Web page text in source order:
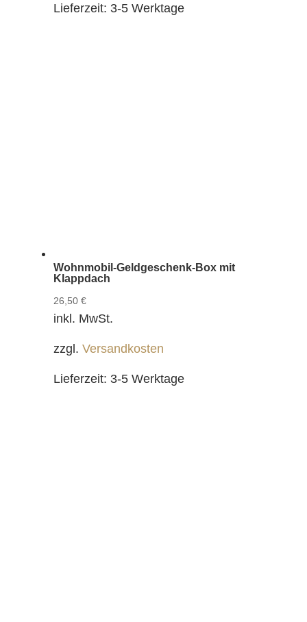
Lieferzeit: 3-5 Werktage
Wohnmobil-Geldgeschenk-Box mit
Klappdach
26,50 €
inkl. MwSt.
zzgl. Versandkosten
Lieferzeit: 3-5 Werktage